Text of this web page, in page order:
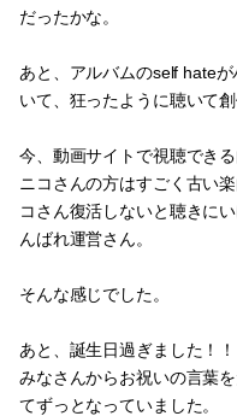
だったかな。
あと、アルバムのself hate
いて、狂ったように聴いて
今、動画サイトで視聴でき
ニコさんの方はすごく古い
コさん復活しないと聴きに
んばれ運営さん。
そんな感じでした。
あと、誕生日過ぎました！！
みなさんからお祝いの言葉
てずっとなっていました。